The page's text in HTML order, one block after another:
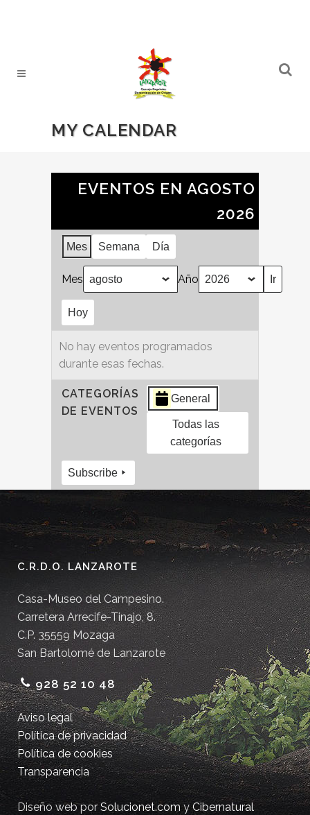
MY CALENDAR
EVENTOS EN AGOSTO
2026
Mes Semana Día
Mes Año
Hoy
No hay eventos programados
durante esas fechas.
CATEGORÍAS
DE EVENTOS
General
Todas las
categorías
Subscribe
C.R.D.O. LANZAROTE
Casa-Museo del Campesino.
Carretera Arrecife-Tinajo, 8.
C.P. 35559 Mozaga
San Bartolomé de Lanzarote
928 52 10 48
Aviso legal
Política de privacidad
Política de cookies
Transparencia
Diseño web porSolucionet.comyCibernatural